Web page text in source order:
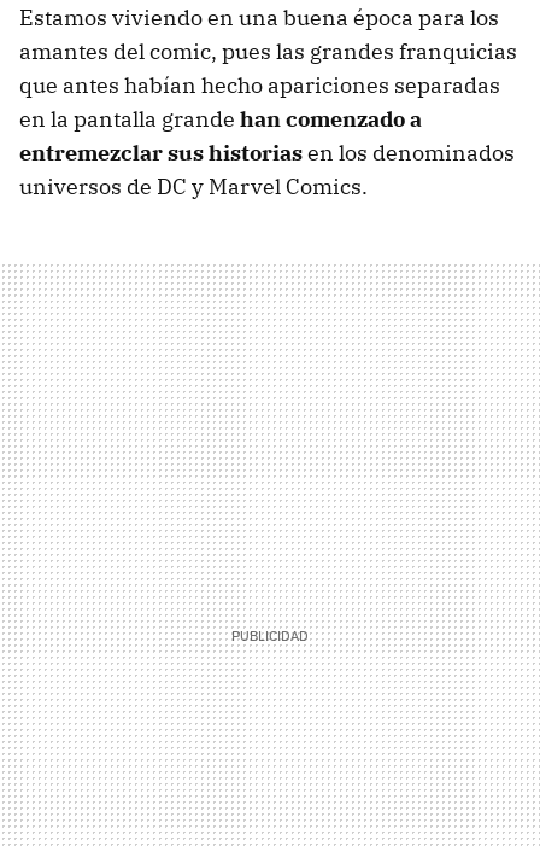
Estamos viviendo en una buena época para los
amantes del comic, pues las grandes franquicias
que antes habían hecho apariciones separadas
en la pantalla grande han comenzado a
entremezclar sus historiasen los denominados
universos de DC y Marvel Comics.